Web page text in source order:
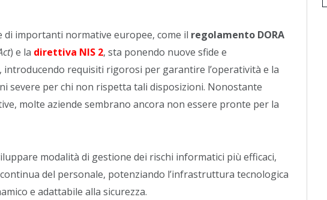
di importanti normative europee, come il regolamento DORA
) e la direttiva NIS 2, sta ponendo nuove sfide e
introducendo requisiti rigorosi per garantire l’operatività e la
severe per chi non rispetta tali disposizioni. Nonostante
molte aziende sembrano ancora non essere pronte per la
modalità di gestione dei rischi informatici più efficaci,
del personale, potenziando l’infrastruttura tecnologica
e adattabile alla sicurezza.